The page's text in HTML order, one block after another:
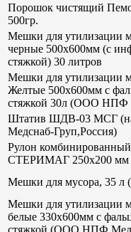
Порошок чистящий
500гр.
Мешки для утилизации
черные 500х600мм (с
стяжкой) 30 литров
Мешки для утилизации
Желтые 500х600мм с
стяжкой 30л (ООО НПФ
Штатив ШДВ-03 МСГ
Медснаб-Груп,Россия)
Рулон
СТЕРИМАГ 250х200 мм
Мешки для мусора, 35 л
Мешки для утилизации
белые 330х600мм с
стяжкой (ООО НПФ